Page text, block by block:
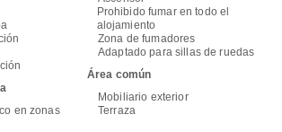
en zonas
Prohibido fumar en todo el
alojamiento
Zona de fumadores
Adaptado para sillas de ruedas
Área común
Mobiliario exterior
Terraza